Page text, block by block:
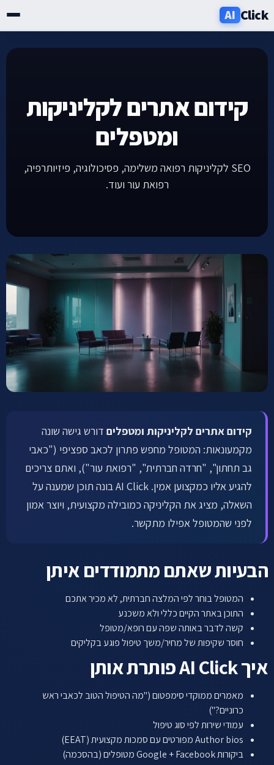
AI Click
אזורים
ניוזלטר
לתיאום שיחה ←
קידום אתרים לקליניקות
ומטפלים
SEO לקליניקות רפואה משלימה, פסיכולוגיה, פיזיותרפיה,
רפואת עור ועוד.
קידום אתרים לקליניקות ומטפלים דורש גישה שונה
מקמעונאות: המטופל מחפש פתרון לכאב ספציפי ("כאבי
גב תחתון", "חרדה חברתית", "רפואת עור"), ואתם צריכים
להגיע אליו כמקצוען אמין. AI Click בונה תוכן שמענה על
השאלה, מציג את הקליניקה כמובילה מקצועית, ויוצר אמון
לפני שהמטופל אפילו מתקשר.
הבעיות שאתם מתמודדים איתן
המטופל בוחר לפי המלצה חברתית, לא מכיר אתכם
התוכן באתר הקיים כללי ולא משכנע
קשה לדבר באותה שפה עם רופא/מטופל
חוסר שקיפות של מחיר/משך טיפול פוגע בקליקים
איך AI Click פותרת אותן
מאמרים ממוקדי סימפטום ("מה הטיפול הטוב לכאבי ראש
כרוניים?")
עמודי שירות לפי סוג טיפול
Author bios מפורטים עם סמכות מקצועית (EEAT)
ביקורות Google + Facebook מטופלים (בהסכמה)